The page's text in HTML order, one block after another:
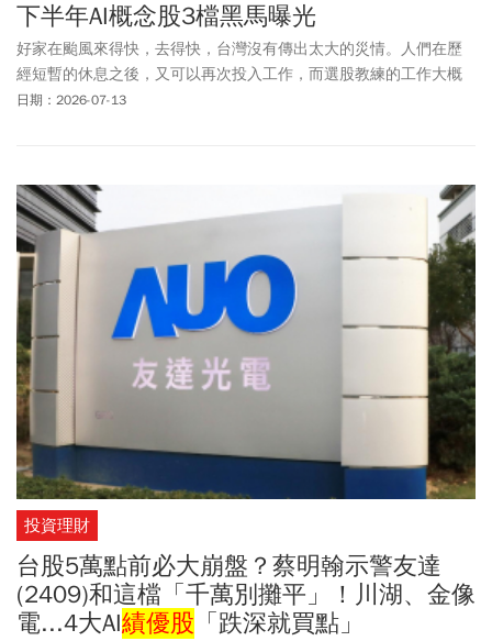
下半年AI概念股3檔黑馬曝光
好家在颱風來得快，去得快，台灣沒有傳出太大的災情。人們在歷
經短暫的休息之後，又可以再次投入工作，而選股教練的工作大概
就是幫大家來選股啦！剛好六月營收已經公告完畢，所以今天就來
日期：2026-07-13
投資理財
台股5萬點前必大崩盤？蔡明翰示警友達
(2409)和這檔「千萬別攤平」！川湖、金像
電...4大AI績優股 「跌深就買點」